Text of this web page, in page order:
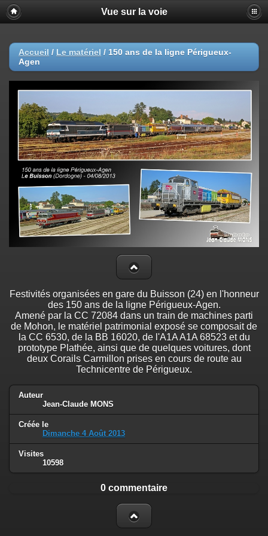
Vue sur la voie
Accueil / Le matériel / 150 ans de la ligne Périgueux-
Agen
Festivités organisées en gare du Buisson (24) en l'honneur
des 150 ans de la ligne Périgueux-Agen.
Amené par la CC 72084 dans un train de machines parti
de Mohon, le matériel patrimonial exposé se composait de
la CC 6530, de la BB 16020, de l'A1A A1A 68523 et du
prototype Plathée, ainsi que de quelques voitures, dont
deux Corails Carmillon prises en cours de route au
Technicentre de Périgueux.
Auteur
Jean-Claude MONS
Créée le
Dimanche 4 Août 2013
Visites
10598
0 commentaire